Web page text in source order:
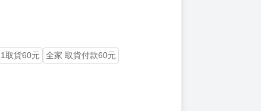
取貨60元
全家 取貨付款60元